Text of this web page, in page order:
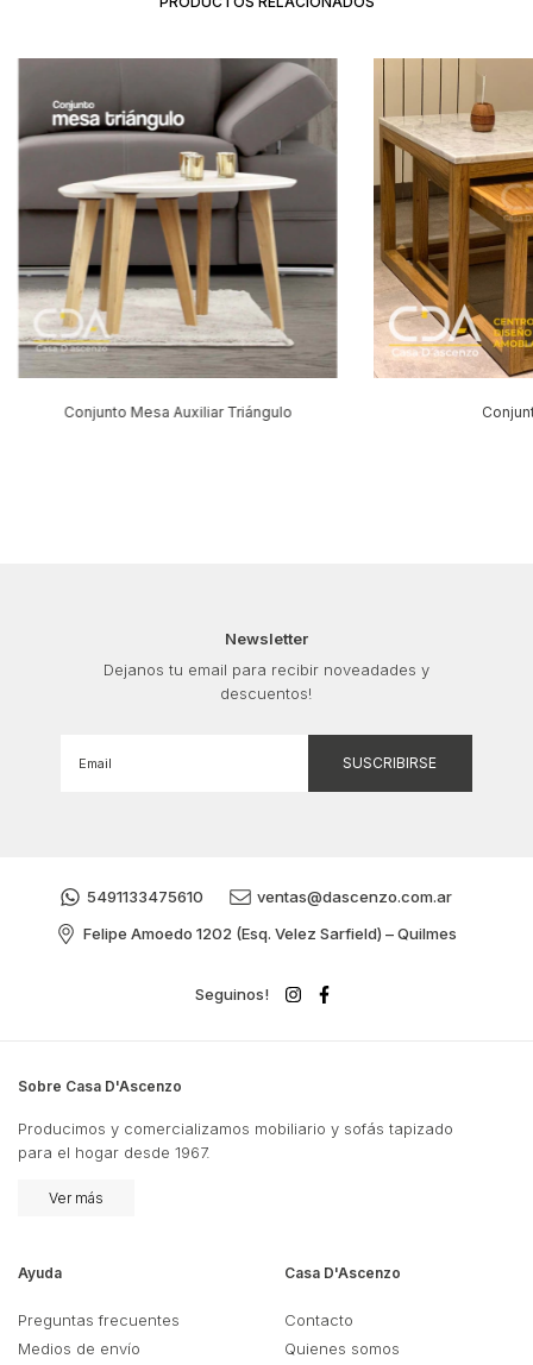
Conjunto Mesa Auxiliar Triángulo
Newsletter
Dejanos tu email para recibir noveadades y
descuentos!
5491133475610
ventas@dascenzo.com.ar
Felipe Amoedo 1202 (Esq. Velez Sarfield) – Quilmes
Seguinos!
Sobre Casa D'Ascenzo
Producimos y comercializamos mobiliario y sofás tapizado
para el hogar desde 1967.
Ver más
Ayuda
Preguntas frecuentes
Medios de envío
Casa D'Ascenzo
Contacto
Quienes somos